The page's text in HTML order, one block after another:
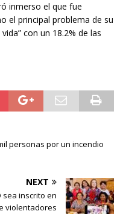
inmerso el que fue
el principal problema de su
con un 18.2% de las
personas por un incendio
NEXT
sea inscrito en
violentadores